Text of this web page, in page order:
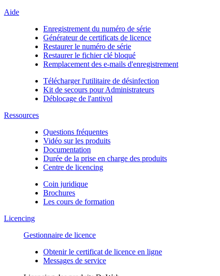
Aide
Enregistrement du numéro de série
Générateur de certificats de licence
Restaurer le numéro de série
Restaurer le fichier clé bloqué
Remplacement des e-mails d'enregistrement
Télécharger l'utilitaire de désinfection
Kit de secours pour Administrateurs
Déblocage de l'antivol
Ressources
Questions fréquentes
Vidéo sur les produits
Documentation
Durée de la prise en charge des produits
Centre de licencing
Coin juridique
Brochures
Les cours de formation
Licencing
Gestionnaire de licence
Obtenir le certificat de licence en ligne
Messages de service